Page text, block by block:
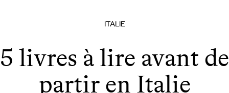
ITALIE
5 livres à lire avant de
partir en Italie